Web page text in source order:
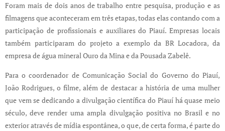
Foram mais de dois anos de trabalho entre pesquisa, produção e as
filmagens que aconteceram em três etapas, todas elas contando com a
participação de profissionais e auxiliares do Piauí. Empresas locais
também participaram do projeto a exemplo da BR Locadora, da
empresa de água mineral Ouro da Mina e da Pousada Zabelê.
Para o coordenador de Comunicação Social do Governo do Piauí,
João Rodrigues, o filme, além de destacar a história de uma mulher
que vem se dedicando a divulgação científica do Piauí há quase meio
século, deve render uma ampla divulgação positiva no Brasil e no
exterior através de mídia espontânea, o que, de certa forma, é parte do